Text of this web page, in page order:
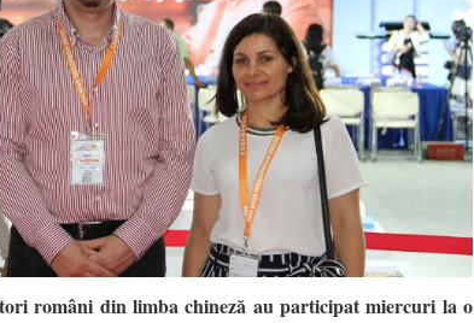
români din limba chineză au participat miercuri la o